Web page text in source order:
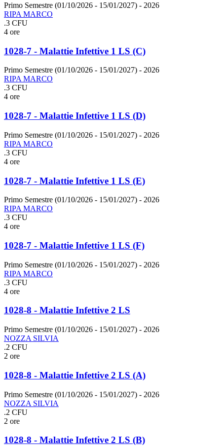
Primo Semestre (01/10/2026 - 15/01/2027) - 2026
RIPA MARCO
.3 CFU
4 ore
1028-7 - Malattie Infettive 1 LS (C)
Primo Semestre (01/10/2026 - 15/01/2027) - 2026
RIPA MARCO
.3 CFU
4 ore
1028-7 - Malattie Infettive 1 LS (D)
Primo Semestre (01/10/2026 - 15/01/2027) - 2026
RIPA MARCO
.3 CFU
4 ore
1028-7 - Malattie Infettive 1 LS (E)
Primo Semestre (01/10/2026 - 15/01/2027) - 2026
RIPA MARCO
.3 CFU
4 ore
1028-7 - Malattie Infettive 1 LS (F)
Primo Semestre (01/10/2026 - 15/01/2027) - 2026
RIPA MARCO
.3 CFU
4 ore
1028-8 - Malattie Infettive 2 LS
Primo Semestre (01/10/2026 - 15/01/2027) - 2026
NOZZA SILVIA
.2 CFU
2 ore
1028-8 - Malattie Infettive 2 LS (A)
Primo Semestre (01/10/2026 - 15/01/2027) - 2026
NOZZA SILVIA
.2 CFU
2 ore
1028-8 - Malattie Infettive 2 LS (B)